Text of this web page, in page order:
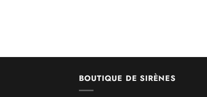
BOUTIQUE DE SIRÈNES